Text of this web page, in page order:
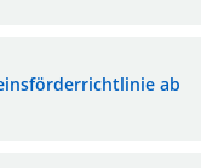
ab